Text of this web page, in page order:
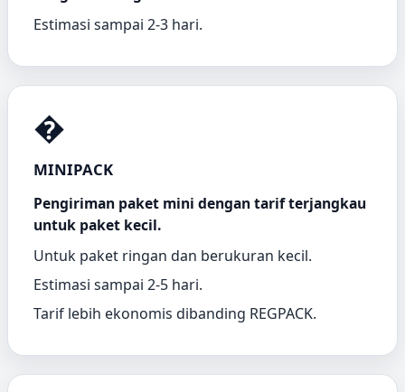
Estimasi sampai 2-3 hari.
�
MINIPACK
Pengiriman paket mini dengan tarif terjangkau
untuk paket kecil.
Untuk paket ringan dan berukuran kecil.
Estimasi sampai 2-5 hari.
Tarif lebih ekonomis dibanding REGPACK.